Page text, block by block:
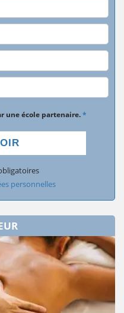
une école partenaire.*
personnelles